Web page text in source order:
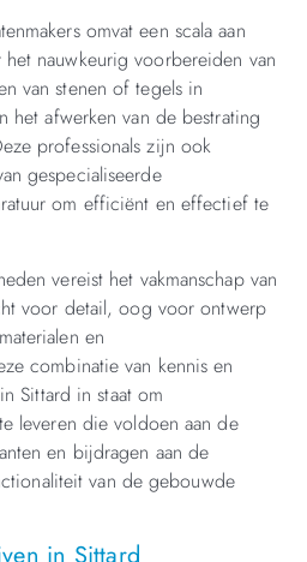
omvat een scala aan
nauwkeurig voorbereiden van
van stenen of tegels in
het afwerken van de bestrating
professionals zijn ook
gespecialiseerde
om efficiënt en effectief te
vereist het vakmanschap van
voor detail, oog voor ontwerp
en
combinatie van kennis en
Sittard in staat om
leveren die voldoen aan de
en bijdragen aan de
van de gebouwde